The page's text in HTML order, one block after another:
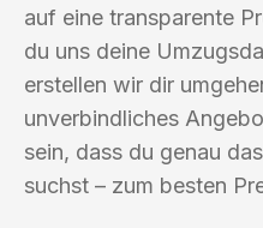
auf eine transparente
du uns deine
erstellen wir dir
unverbindliches
sein, dass du genau
suchst – zum besten